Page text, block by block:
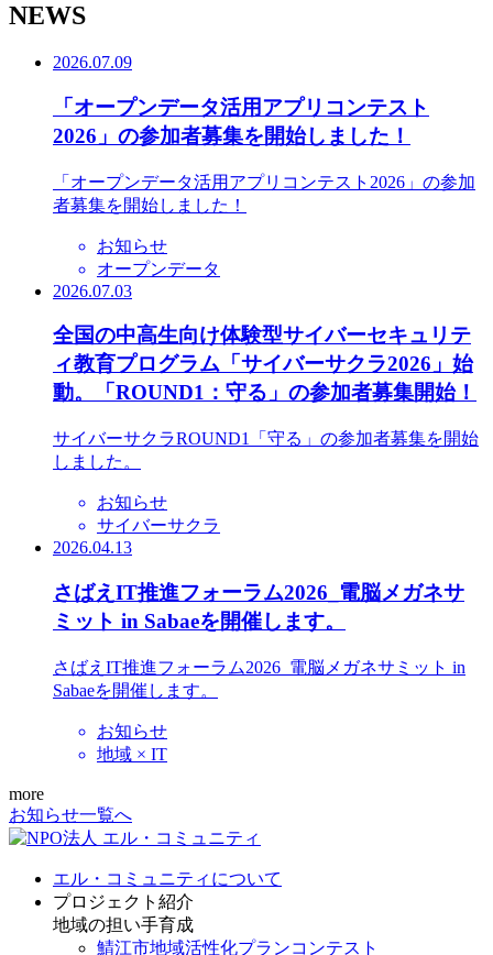
NEWS
2026.07.09
「オープンデータ活用アプリコンテスト
2026」の参加者募集を開始しました！
「オープンデータ活用アプリコンテスト2026」の参加
者募集を開始しました！
お知らせ
オープンデータ
2026.07.03
全国の中高生向け体験型サイバーセキュリテ
ィ教育プログラム「サイバーサクラ2026」始
動。「ROUND1：守る」の参加者募集開始！
サイバーサクラROUND1「守る」の参加者募集を開始
しました。
お知らせ
サイバーサクラ
2026.04.13
さばえIT推進フォーラム2026_電脳メガネサ
ミット in Sabaeを開催します。
さばえIT推進フォーラム2026_電脳メガネサミット in
Sabaeを開催します。
お知らせ
地域 × IT
more
お知らせ一覧へ
エル・コミュニティについて
プロジェクト紹介
地域の担い手育成
鯖江市地域活性化プランコンテスト